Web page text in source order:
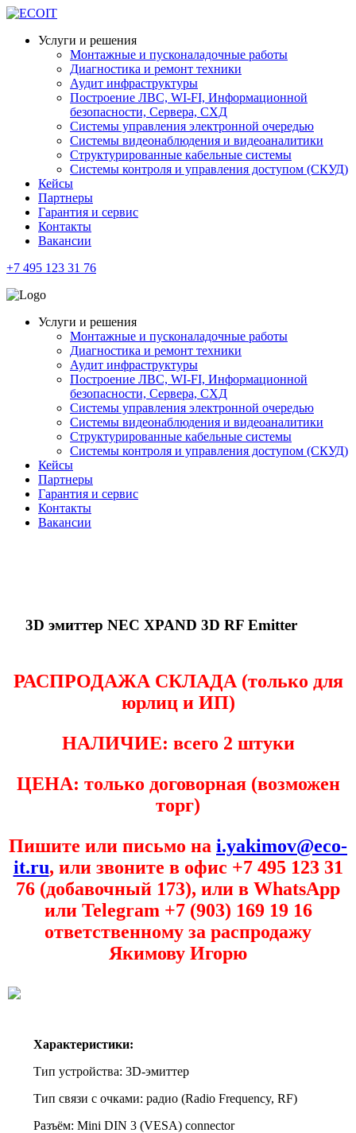
Услуги и решения
Монтажные и пусконаладочные работы
Диагностика и ремонт техники
Аудит инфраструктуры
Построение ЛВС, WI-FI, Информационной
безопасности, Сервера, СХД
Системы управления электронной очередью
Системы видеонаблюдения и видеоаналитики
Структурированные кабельные системы
Системы контроля и управления доступом (СКУД)
Кейсы
Партнеры
Гарантия и сервис
Контакты
Вакансии
+7 495 123 31 76
Услуги и решения
Монтажные и пусконаладочные работы
Диагностика и ремонт техники
Аудит инфраструктуры
Построение ЛВС, WI-FI, Информационной
безопасности, Сервера, СХД
Системы управления электронной очередью
Системы видеонаблюдения и видеоаналитики
Структурированные кабельные системы
Системы контроля и управления доступом (СКУД)
Кейсы
Партнеры
Гарантия и сервис
Контакты
Вакансии
3D эмиттер NEC XPAND 3D RF Emitter
РАСПРОДАЖА СКЛАДА (только для
юрлиц и ИП)
НАЛИЧИЕ: всего 2 штуки
ЦЕНА: только договорная (возможен
торг)
Пишите или письмо на i.yakimov@eco-
it.ru, или звоните в офис +7 495 123 31
76 (добавочный 173), или в WhatsApp
или Telegram +7 (903) 169 19 16
ответственному за распродажу
Якимову Игорю
Характеристики:
Тип устройства: 3D-эмиттер
Тип связи с очками: радио (Radio Frequency, RF)
Разъём: Mini DIN 3 (VESA) connector